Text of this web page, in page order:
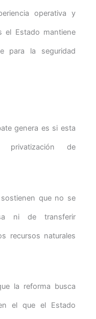
operativa y
el Estado mantiene
para la seguridad
genera es si esta
privatización de
que no se
ni de transferir
recursos naturales
la reforma busca
el que el Estado